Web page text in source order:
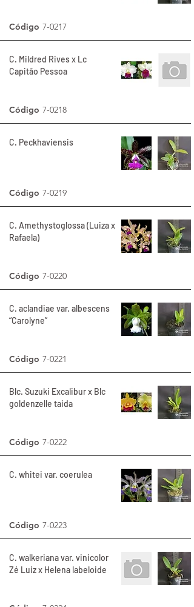
Código 7-0217
C. Mildred Rives x Lc
Capitão Pessoa
Código 7-0218
C. Peckhaviensis
Código 7-0219
C. Amethystoglossa (Luiza x
Rafaela)
Código 7-0220
C. aclandiae var. albescens
“Carolyne”
Código 7-0221
Blc. Suzuki Excalibur x Blc
goldenzelle taida
Código 7-0222
C. whitei var. coerulea
Código 7-0223
C. walkeriana var. vinicolor
Zé Luiz x Helena labeloide